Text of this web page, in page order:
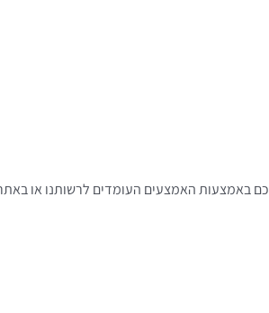
באמצעות האמצעים העומדים לרשותנו או